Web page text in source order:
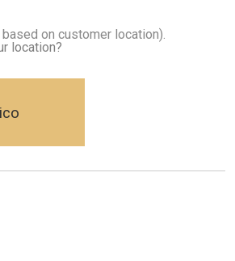
based on customer location).
location?